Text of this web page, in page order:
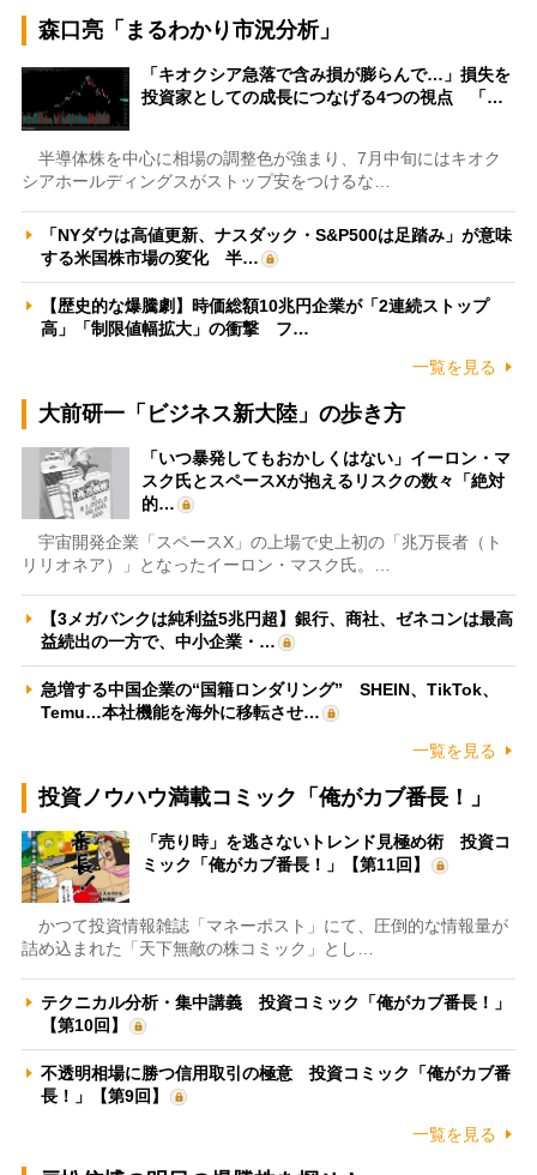
森口亮「まるわかり市況分析」
「キオクシア急落で含み損が膨らんで…」損失を
投資家としての成長につなげる4つの視点 「…
半導体株を中心に相場の調整色が強まり、7月中旬にはキオク
シアホールディングスがストップ安をつけるな…
「NYダウは高値更新、ナスダック・S&P500は足踏み」が意味
する米国株市場の変化 半…
【歴史的な爆騰劇】時価総額10兆円企業が「2連続ストップ
高」「制限値幅拡大」の衝撃 フ…
一覧を見る
大前研一「ビジネス新大陸」の歩き方
「いつ暴発してもおかしくはない」イーロン・マ
スク氏とスペースXが抱えるリスクの数々「絶対
的…
宇宙開発企業「スペースX」の上場で史上初の「兆万長者（ト
リリオネア）」となったイーロン・マスク氏。…
【3メガバンクは純利益5兆円超】銀行、商社、ゼネコンは最高
益続出の一方で、中小企業・…
急増する中国企業の“国籍ロンダリング” SHEIN、TikTok、
Temu…本社機能を海外に移転させ…
一覧を見る
投資ノウハウ満載コミック「俺がカブ番長！」
「売り時」を逃さないトレンド見極め術 投資コ
ミック「俺がカブ番長！」【第11回】
かつて投資情報雑誌「マネーポスト」にて、圧倒的な情報量が
詰め込まれた「天下無敵の株コミック」とし…
テクニカル分析・集中講義 投資コミック「俺がカブ番長！」
【第10回】
不透明相場に勝つ信用取引の極意 投資コミック「俺がカブ番
長！」【第9回】
一覧を見る